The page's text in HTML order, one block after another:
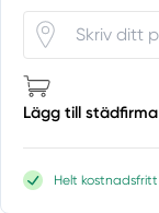
Lägg till städfirma
Helt kostnadsfritt